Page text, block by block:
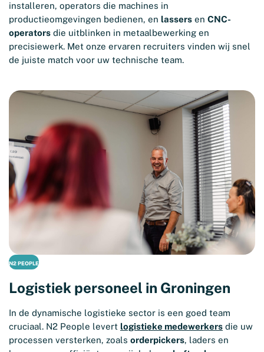
installeren, operators die machines in
productieomgevingen bedienen, en lassers en CNC-
operators die uitblinken in metaalbewerking en
precisiewerk. Met onze ervaren recruiters vinden wij snel
de juiste match voor uw technische team.
N2 PEOPLE
Logistiek personeel in Groningen
In de dynamische logistieke sector is een goed team
cruciaal. N2 People levert logistieke medewerkers die uw
processen versterken, zoals orderpickers, laders en